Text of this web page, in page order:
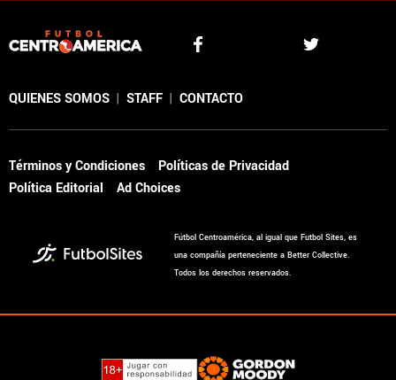
QUIENES SOMOS | STAFF | CONTACTO
Términos y Condiciones
Políticas de Privacidad
Política Editorial
Ad Choices
Fútbol Centroamérica, al igual que Futbol Sites, es
una compañía perteneciente a Better Collective.
Todos los derechos reservados.